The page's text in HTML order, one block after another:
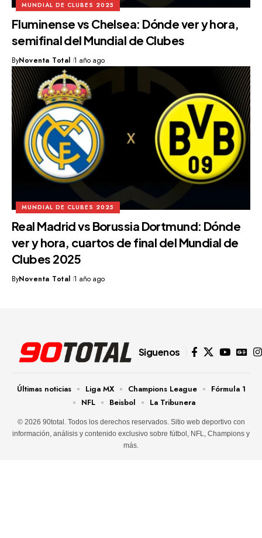
MUNDIAL DE CLUBES 2025
Fluminense vs Chelsea: Dónde ver y hora,
semifinal del Mundial de Clubes
ByNoventa Total 1 año ago
MUNDIAL DE CLUBES 2025
Real Madrid vs Borussia Dortmund: Dónde
ver y hora, cuartos de final del Mundial de
Clubes 2025
ByNoventa Total 1 año ago
Siguenos
© 2026 90total. Todos los derechos reservados. Sitio web deportivo con
información, análisis y contenido exclusivo sobre fútbol, NFL, Champions y
más.
Últimas noticias Liga MX Champions League
Fórmula 1
NFL
Beisbol La Tribunera